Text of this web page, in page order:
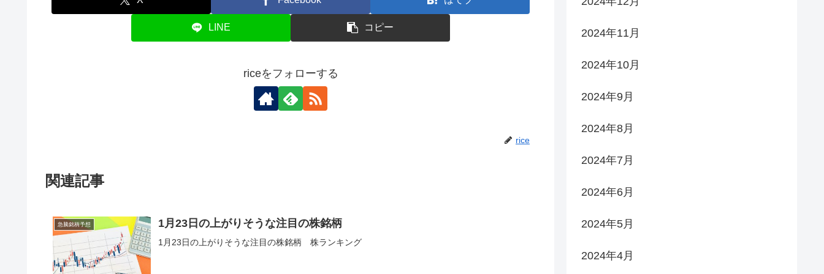
LINE コピー
riceをフォローする
rice
関連記事
急騰銘柄予想 1月23日の上がりそうな注目の株銘柄
1月23日の上がりそうな注目の株銘柄 株ランキング
2024年11月
2024年10月
2024年9月
2024年8月
2024年7月
2024年6月
2024年5月
2024年4月